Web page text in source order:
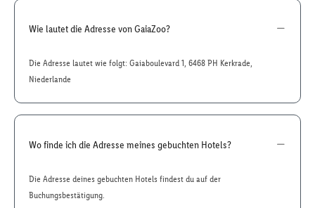
Wie lautet die Adresse von GaiaZoo?
Die Adresse lautet wie folgt: Gaiaboulevard 1, 6468 PH Kerkrade,
Niederlande
Wo finde ich die Adresse meines gebuchten Hotels?
Die Adresse deines gebuchten Hotels findest du auf der
Buchungsbestätigung.